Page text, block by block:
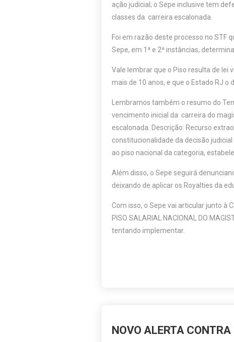
ação judicial; o Sepe inclusive tem
classes da carreira escalonada.
Foi em razão deste processo no STF
Sepe, em 1ª e 2ª instâncias,
Vale lembrar que o Piso resulta de lei
mais de 10 anos, e que o Estado RJ o
Lembramos também o resumo do
vencimento inicial da carreira do
escalonada. Descrição: Recurso
constitucionalidade da decisão
ao piso nacional da categoria,
Além disso, o Sepe seguirá
deixando de aplicar os Royalties da
Com isso, o Sepe vai articular junto à
PISO SALARIAL NACIONAL DO
tentando implementar.
NOVO ALERTA